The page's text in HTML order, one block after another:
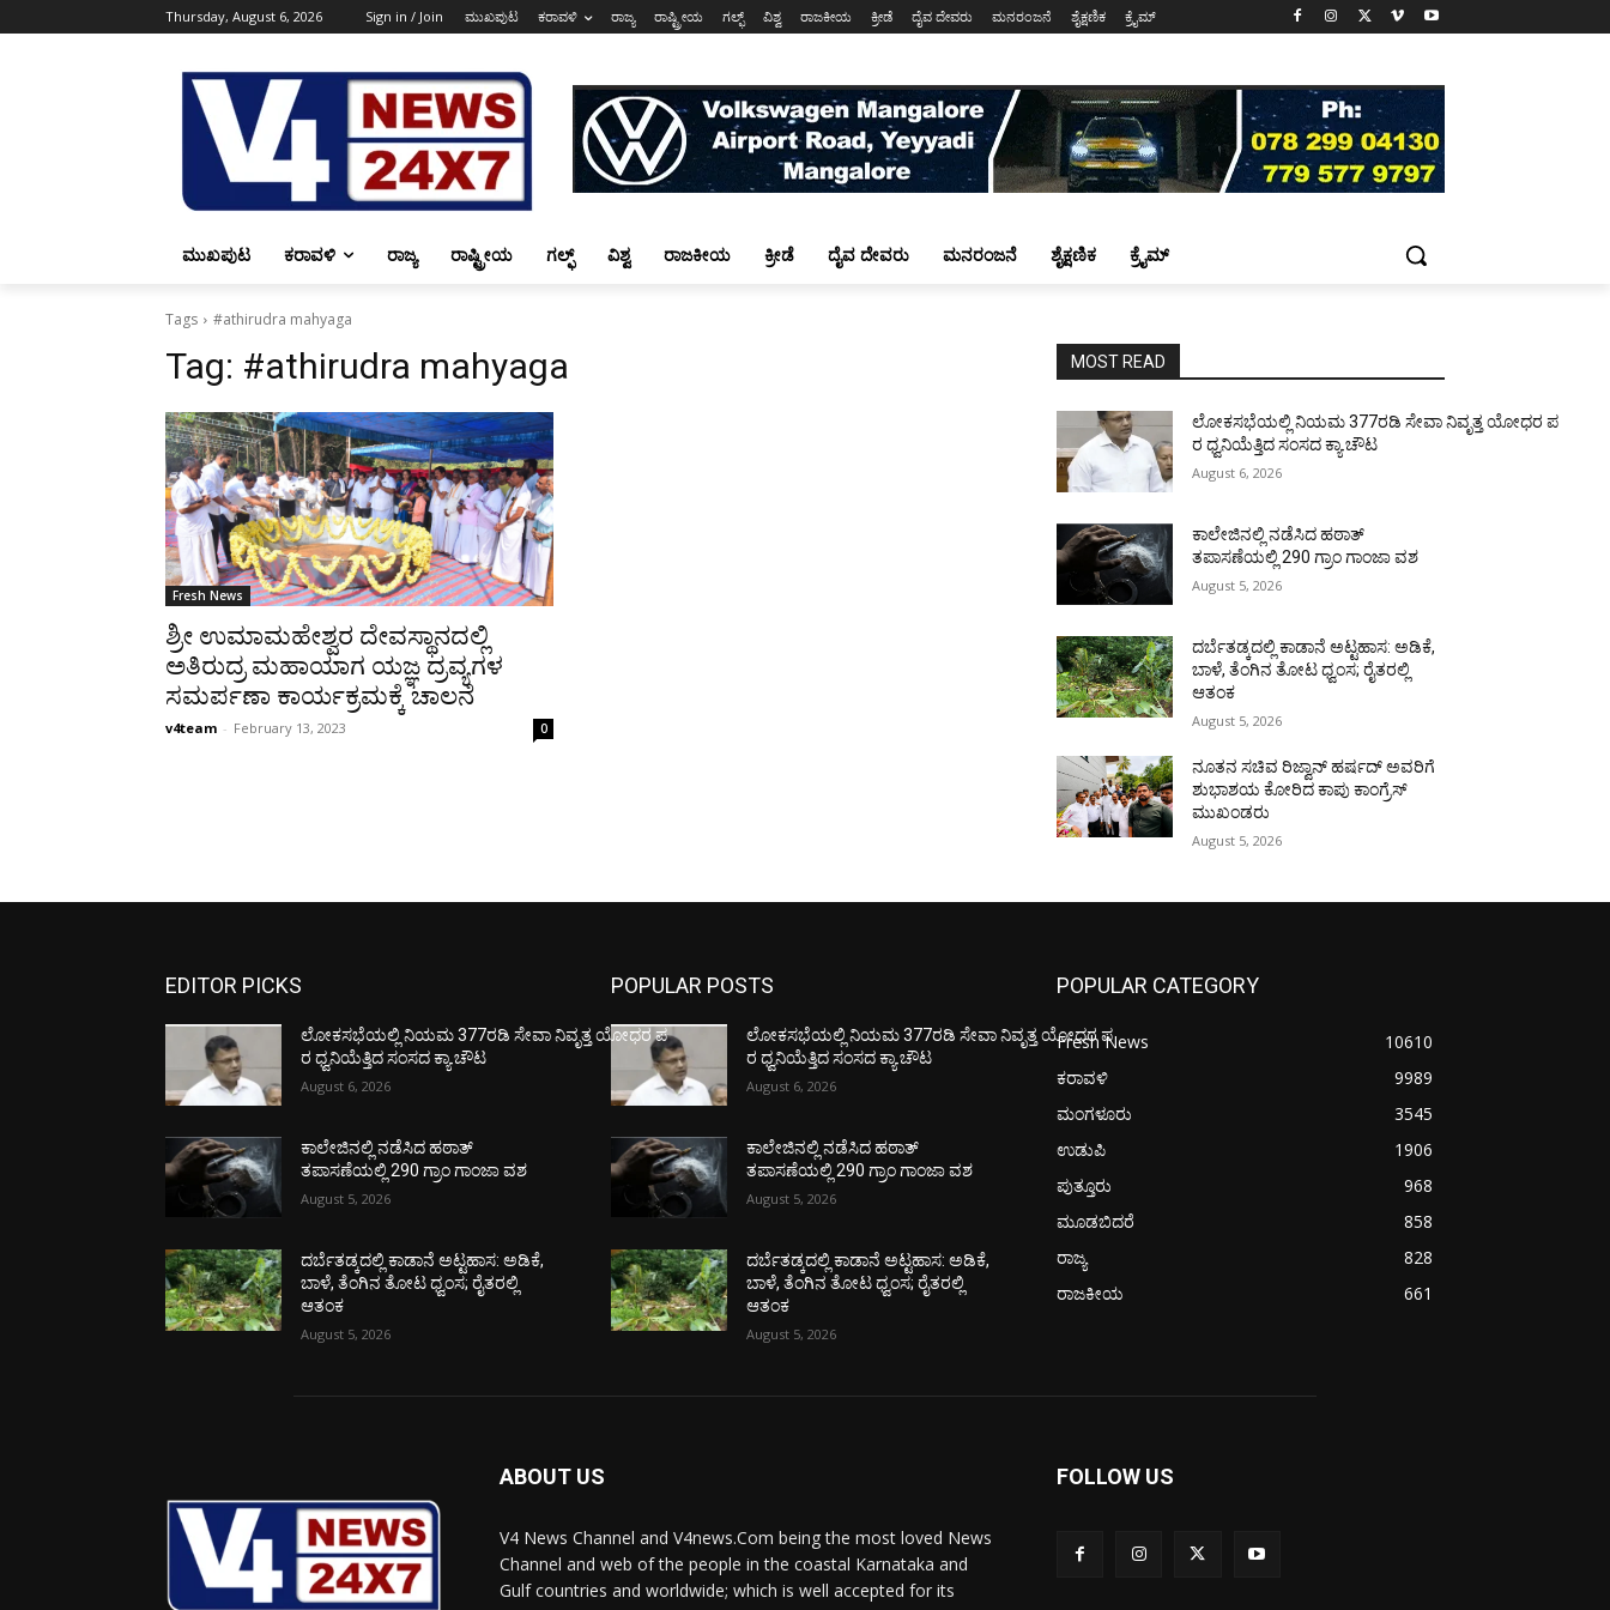
Thursday, August 6, 2026 Sign in / Join ಮುಖಪುಟ ಕರಾವಳಿ ರಾಜ್ಯ ರಾಷ್ಟ್ರೀಯ ಗಲ್ಫ್ ವಿಶ್ವ ರಾಜಕೀಯ ಕ್ರೀಡೆ ದೈವ ದೇವರು ಮನರಂಜನೆ ಶೈಕ್ಷಣಿಕ ಕ್ರೈಮ್
ಮುಖಪುಟ ಕರಾವಳಿ ರಾಜ್ಯ ರಾಷ್ಟ್ರೀಯ ಗಲ್ಫ್ ವಿಶ್ವ ರಾಜಕೀಯ ಕ್ರೀಡೆ ದೈವ ದೇವರು ಮನರಂಜನೆ ಶೈಕ್ಷಣಿಕ ಕ್ರೈಮ್
Tags #athirudra mahyaga
Tag: #athirudra mahyaga
Fresh News
ಶ್ರೀ ಉಮಾಮಹೇಶ್ವರ ದೇವಸ್ಥಾನದಲ್ಲಿ
ಅತಿರುದ್ರ ಮಹಾಯಾಗ ಯಜ್ಞ ದ್ರವ್ಯಗಳ
ಸಮರ್ಪಣಾ ಕಾರ್ಯಕ್ರಮಕ್ಕೆ ಚಾಲನೆ
v4team - February 13, 2023 0
MOST READ
ಲೋಕಸಭೆಯಲ್ಲಿ ನಿಯಮ 377ರಡಿ ಸೇವಾ ನಿವೃತ್ತ ಯೋಧರ ಪ
ರ ಧ್ವನಿಯೆತ್ತಿದ ಸಂಸದ ಕ್ಯಾ.ಚೌಟ
August 6, 2026
ಕಾಲೇಜಿನಲ್ಲಿ ನಡೆಸಿದ ಹಠಾತ್
ತಪಾಸಣೆಯಲ್ಲಿ 290 ಗ್ರಾಂ ಗಾಂಜಾ ವಶ
August 5, 2026
ದರ್ಬೆತಡ್ಕದಲ್ಲಿ ಕಾಡಾನೆ ಅಟ್ಟಹಾಸ: ಅಡಿಕೆ,
ಬಾಳೆ, ತೆಂಗಿನ ತೋಟ ಧ್ವಂಸ; ರೈತರಲ್ಲಿ
ಆತಂಕ
August 5, 2026
ನೂತನ ಸಚಿವ ರಿಜ್ವಾನ್ ಹರ್ಷದ್ ಅವರಿಗೆ
ಶುಭಾಶಯ ಕೋರಿದ ಕಾಪು ಕಾಂಗ್ರೆಸ್
ಮುಖಂಡರು
August 5, 2026
EDITOR PICKS
ಲೋಕಸಭೆಯಲ್ಲಿ ನಿಯಮ 377ರಡಿ ಸೇವಾ ನಿವೃತ್ತ ಯೋಧರ ಪ
ರ ಧ್ವನಿಯೆತ್ತಿದ ಸಂಸದ ಕ್ಯಾ.ಚೌಟ
August 6, 2026
ಕಾಲೇಜಿನಲ್ಲಿ ನಡೆಸಿದ ಹಠಾತ್
ತಪಾಸಣೆಯಲ್ಲಿ 290 ಗ್ರಾಂ ಗಾಂಜಾ ವಶ
August 5, 2026
ದರ್ಬೆತಡ್ಕದಲ್ಲಿ ಕಾಡಾನೆ ಅಟ್ಟಹಾಸ: ಅಡಿಕೆ,
ಬಾಳೆ, ತೆಂಗಿನ ತೋಟ ಧ್ವಂಸ; ರೈತರಲ್ಲಿ
ಆತಂಕ
August 5, 2026
POPULAR POSTS
ಲೋಕಸಭೆಯಲ್ಲಿ ನಿಯಮ 377ರಡಿ ಸೇವಾ ನಿವೃತ್ತ ಯೋಧರ ಪ
ರ ಧ್ವನಿಯೆತ್ತಿದ ಸಂಸದ ಕ್ಯಾ.ಚೌಟ
August 6, 2026
ಕಾಲೇಜಿನಲ್ಲಿ ನಡೆಸಿದ ಹಠಾತ್
ತಪಾಸಣೆಯಲ್ಲಿ 290 ಗ್ರಾಂ ಗಾಂಜಾ ವಶ
August 5, 2026
ದರ್ಬೆತಡ್ಕದಲ್ಲಿ ಕಾಡಾನೆ ಅಟ್ಟಹಾಸ: ಅಡಿಕೆ,
ಬಾಳೆ, ತೆಂಗಿನ ತೋಟ ಧ್ವಂಸ; ರೈತರಲ್ಲಿ
ಆತಂಕ
August 5, 2026
POPULAR CATEGORY
Fresh News
10610
ಕರಾವಳಿ
9989
ಮಂಗಳೂರು
3545
ಉಡುಪಿ
1906
ಪುತ್ತೂರು
968
ಮೂಡಬಿದರೆ
858
ರಾಜ್ಯ
828
ರಾಜಕೀಯ
661
ABOUT US
V4 News Channel and V4news.Com being the most loved News
Channel and web of the people in the coastal Karnataka and
Gulf countries and worldwide; which is well accepted for its
FOLLOW US